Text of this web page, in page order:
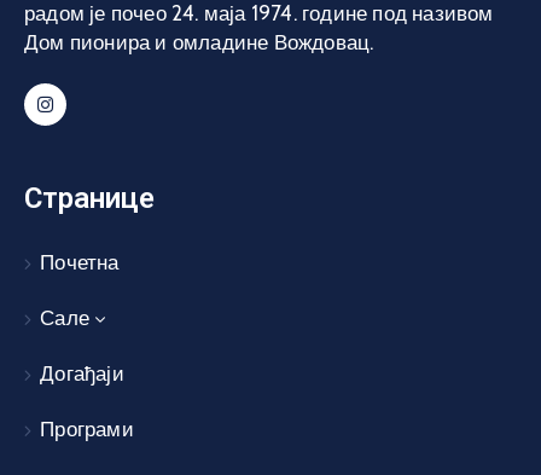
радом је почео 24. маја 1974. године под називом
Дом пионира и омладине Вождовац.
Странице
Почетна
Сале
Догађаји
Програми